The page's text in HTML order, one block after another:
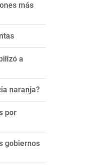
más
a
naranja?
por
gobiernos